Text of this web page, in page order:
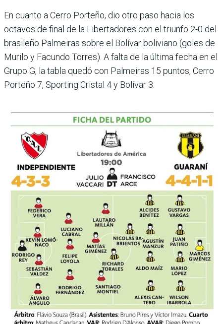
En cuanto a Cerro Por­teño, dio otro paso hacia los
octavos de final de la Libertadores con el triunfo 2-0 del
brasileño Palmeiras sobre el Bolívar boliviano (goles de
Murilo y Facundo Torres). A falta de la última fecha en el
Grupo G, la tabla quedó con Palmeiras 15 puntos, Cerro
Porteño 7, Sporting Cristal 4 y Bolí­var 3.